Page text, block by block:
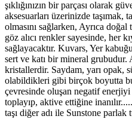
şıklığınızın bir parçası olarak
aksesuarları üzerinizde taşımak,
olmasını sağlarken, Ayrıca
göz alıcı renkler sayesinde, her
sağlayacaktır. Kuvars, Yer
sert ve katı bir mineral
kristallerdir. Saydam, yarı opak,
olabildikleri gibi birçok boyutta
çevresinde oluşan negatif
toplayıp, aktive ettiğine
taşı diğer adı ile Sunstone